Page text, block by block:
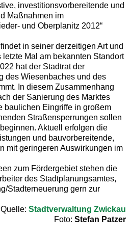
investitionsvorbereitende und
Maßnahmen im
und Oberplanitz 2012“
in seiner derzeitigen Art und
Mal am bekannten Standort
hat der Stadtrat der
des Wiesenbaches und des
In diesem Zusammenhang
der Sanierung des Marktes
baulichen Eingriffe in großem
Straßensperrungen sollen
Aktuell erfolgen die
und bauvorbereitende,
mit geringeren Auswirkungen im
zum Fördergebiet stehen die
des Stadtplanungsamtes,
Stadterneuerung gern zur
Quelle: Stadtverwaltung Zwickau
Foto: Stefan Patzer